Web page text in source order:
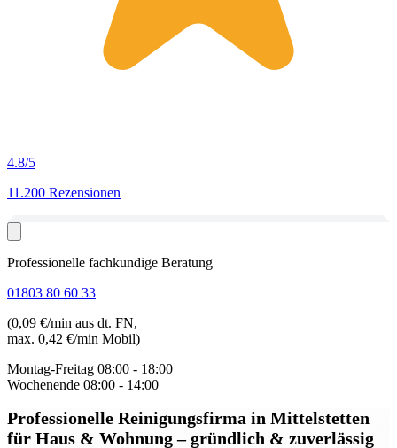
4.8/5
11.200 Rezensionen
Professionelle fachkundige Beratung
01803 80 60 33
(0,09 €/min aus dt. FN,
max. 0,42 €/min Mobil)
Montag-Freitag 08:00 - 18:00
Wochenende 08:00 - 14:00
Professionelle Reinigungsfirma in Mittelstetten
für Haus & Wohnung – gründlich & zuverlässig